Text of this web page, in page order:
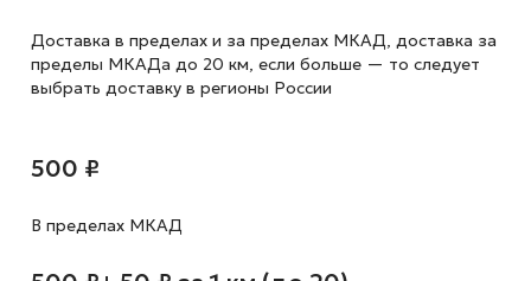
Доставка в пределах и за пределах МКАД, доставка за
пределы МКАДа до 20 км, если больше — то следует
выбрать доставку в регионы России
500 ₽
В пределах МКАД